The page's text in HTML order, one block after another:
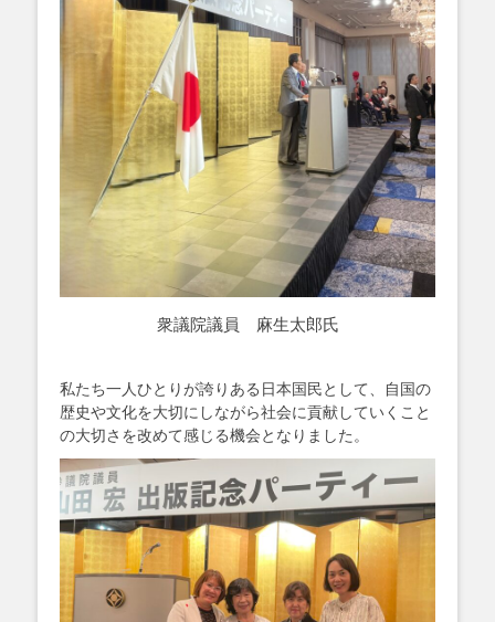
衆議院議員 麻生太郎氏
私たち一人ひとりが誇りある日本国民として、自国の
歴史や文化を大切にしながら社会に貢献していくこと
の大切さを改めて感じる機会となりました。